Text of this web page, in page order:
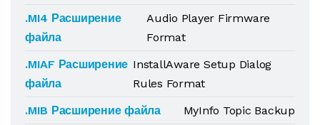
.MI4 Расширение
файла
Audio Player Firmware
Format
.MIAF Расширение
файла
InstallAware Setup Dialog
Rules Format
.MIB Расширение файла
MyInfo Topic Backup